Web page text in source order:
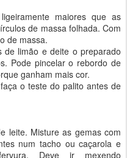
maiores que as
de massa folhada. Com
de massa.
limão e deite o preparado
Pode pincelar o rebordo de
ganham mais cor.
o teste do palito antes de
leite. Misture as gemas com
num tacho ou caçarola e
Deve ir mexendo